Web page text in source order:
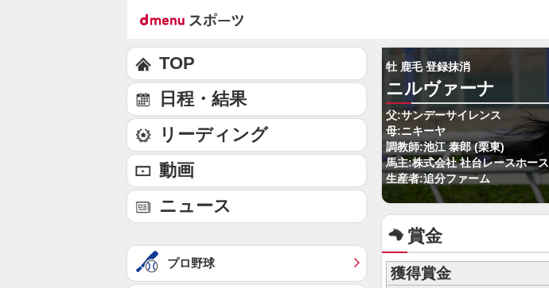
牡 鹿毛 登録抹消
ニルヴァーナ
父:サンデーサイレンス
母:ニキーヤ
調教師:池江 泰郎 (栗東)
馬主:株式会社 社台レースホース
生産者:追分ファーム
賞金
獲得賞金
TOP
日程・結果
リーディング
動画
ニュース
プロ野球